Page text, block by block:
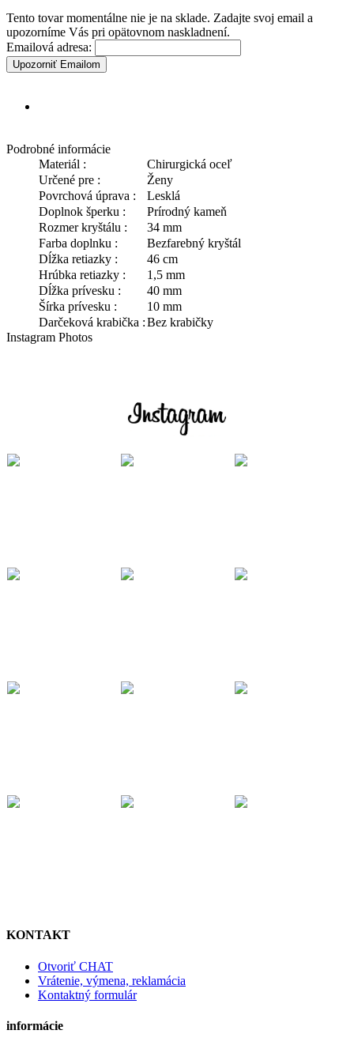
Tento tovar momentálne nie je na sklade. Zadajte svoj email a
upozorníme Vás pri opätovnom naskladnení.
Emailová adresa:
Upozorniť Emailom
Podrobné informácie
Materiál :
Chirurgická oceľ
Určené pre :
Ženy
Povrchová úprava :
Lesklá
Doplnok šperku :
Prírodný kameň
Rozmer kryštálu :
34 mm
Farba doplnku :
Bezfarebný kryštál
Dĺžka retiazky :
46 cm
Hrúbka retiazky :
1,5 mm
Dĺžka prívesku :
40 mm
Šírka prívesku :
10 mm
Darčeková krabička :Bez krabičky
Instagram Photos
KONTAKT
Otvoriť CHAT
Vrátenie, výmena, reklamácia
Kontaktný formulár
informácie